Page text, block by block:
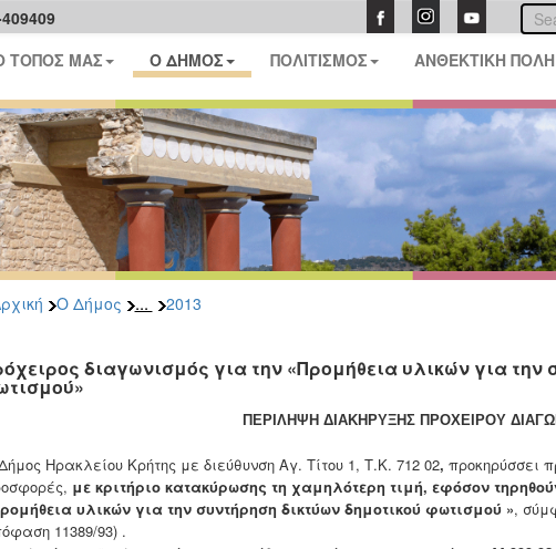
ΤΟΠΟΣ ΜΑΣ Ο ΔΗΜΟΣ ΠΟΛΙΤΙΣΜΟΣ ΑΝΘΕΚΤΙΚΗ ΠΟΛΗ
Ο Δήμος ... 2013
διαγωνισμός για την «Προμήθεια υλικών για την
ΠΕΡΙΛΗΨΗ ΔΙΑΚΗΡΥΞΗΣ ΠΡΟΧΕΙΡΟΥ
Ηρακλείου Κρήτης με διεύθυνση Αγ. Τίτου 1, Τ.Κ. 712 02,προκηρύσσει
με κριτήριο κατακύρωσης τη χαμηλότερη τιμή,εφόσον
υλικών για την συντήρηση δικτύων δημοτικού φωτισμού »,
11389/93) .